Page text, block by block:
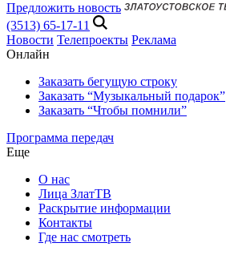
Предложить новость
(3513) 65-17-11
Новости Телепроекты Реклама
Онлайн
Заказать бегущую строку
Заказать “Музыкальный подарок”
Заказать “Чтобы помнили”
Программа передач
Еще
О нас
Лица ЗлатТВ
Раскрытие информации
Контакты
Где нас смотреть